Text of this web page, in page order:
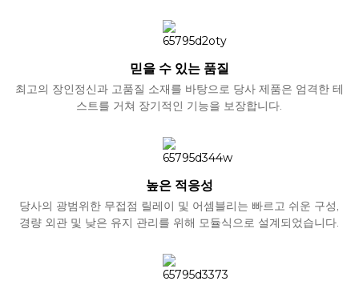
믿을 수 있는 품질
최고의 장인정신과 고품질 소재를 바탕으로 당사 제품은 엄격한 테
스트를 거쳐 장기적인 기능을 보장합니다.
높은 적응성
당사의 광범위한 무접점 릴레이 및 어셈블리는 빠르고 쉬운 구성,
경량 외관 및 낮은 유지 관리를 위해 모듈식으로 설계되었습니다.